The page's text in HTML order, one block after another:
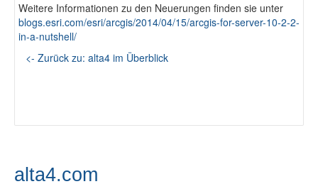
Weitere Informationen zu den Neuerungen finden sie unter
blogs.esri.com/esri/arcgis/2014/04/15/arcgis-for-server-10-2-2-
in-a-nutshell/
<- Zurück zu: alta4 im Überblick
alta4.com